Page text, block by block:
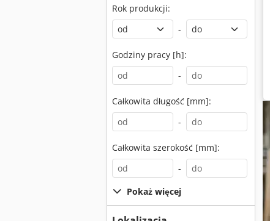
Rok produkcji:
-
Godziny pracy [h]:
-
Całkowita długość [mm]:
-
Całkowita szerokość [mm]:
-
Pokaż więcej